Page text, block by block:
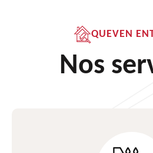
QUEVEN
Nos